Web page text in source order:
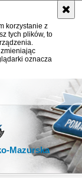
korzystanie z
tych plików, to
oznacza
Mazurska